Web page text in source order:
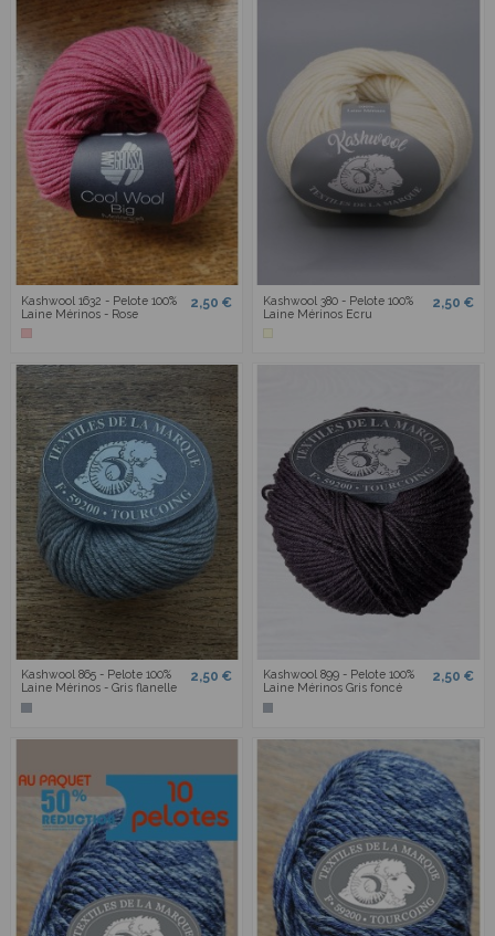
Kashwool 1632 - Pelote 100%
Laine Mérinos - Rose
2,50 €
Kashwool 380 - Pelote 100%
Laine Mérinos Ecru
2,50 €
Kashwool 865 - Pelote 100%
Laine Mérinos - Gris flanelle
2,50 €
Kashwool 899 - Pelote 100%
Laine Mérinos Gris foncé
2,50 €